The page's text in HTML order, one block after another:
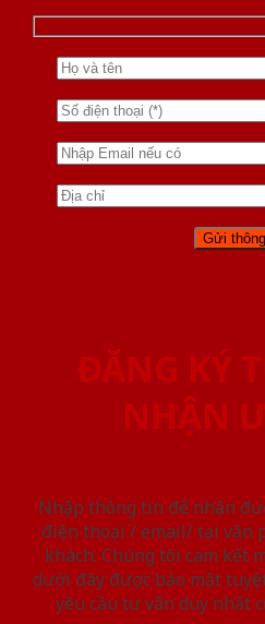
ĐĂNG KÝ
NHẬN
Nhập thông tin để nhận
điện thoại / email/ tại văn
khách. Chúng tôi cam kết
dưới đây được bảo mật tuyệt
yêu cầu tư vấn duy nhất